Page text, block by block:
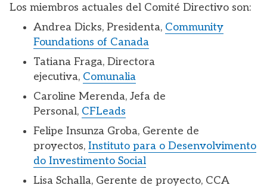
Los miembros actuales del Comité Directivo son:
Andrea Dicks, Presidenta, Community
Foundations of Canada
Tatiana Fraga, Directora
ejecutiva, Comunalia
Caroline Merenda, Jefa de
Personal, CFLeads
Felipe Insunza Groba, Gerente de
proyectos, Instituto para o Desenvolvimento
do Investimento Social
Lisa Schalla, Gerente de proyecto, CCA